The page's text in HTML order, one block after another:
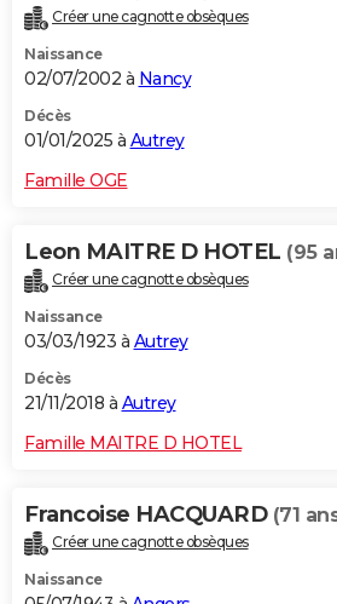
Alimentation
Guide de la santé
Maladies
Médicaments
Sommeil
VOYAGE
Destinations
City break
Voyage nature
Voyage de noces
Forum
Climat
+PHOTO
GUIDES D'ACHAT
Carte de Noël
Carte Bonne année
Carte Saint-Valentin
Carte Pâques
Carte d'anniversaire
DICTIONNAIRE
Dictionnaire
Biographies
Citations
Expressions
Proverbes
PROGRAMME TV
S'inscrire
Se connecter
Lycées
Collèges
Primaires
Universités
Entreprises
Service militaire
Avis de recherche
AVIS DE DÉCÈS
FORUM
Créer une cagnotte obsèques
Naissance
02/07/2002 à Nancy
Décès
01/01/2025 à Autrey
Famille OGE
Leon MAITRE D HOTEL (95
Créer une cagnotte obsèques
Naissance
03/03/1923 à Autrey
Décès
21/11/2018 à Autrey
Famille MAITRE D HOTEL
Francoise HACQUARD (71
Créer une cagnotte obsèques
Naissance